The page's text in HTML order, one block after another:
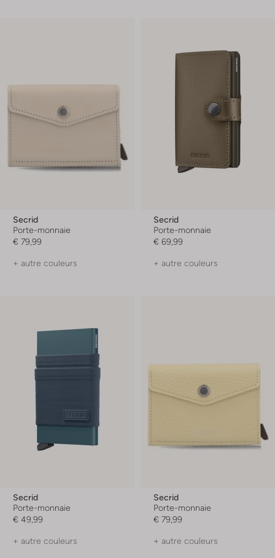
Secrid
Porte-monnaie
€ 79,99
+ autre couleurs
Secrid
Porte-monnaie
€ 69,99
+ autre couleurs
Secrid
Porte-monnaie
€ 49,99
+ autre couleurs
Secrid
Porte-monnaie
€ 79,99
+ autre couleurs